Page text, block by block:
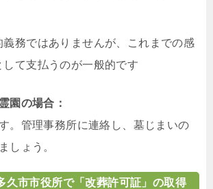
義務ではありませんが、これまでの感
して支払うのが一般的です
園の場合：
。管理事務所に連絡し、墓じまいの
しょう。
久市市役所で「改葬許可証」の取得